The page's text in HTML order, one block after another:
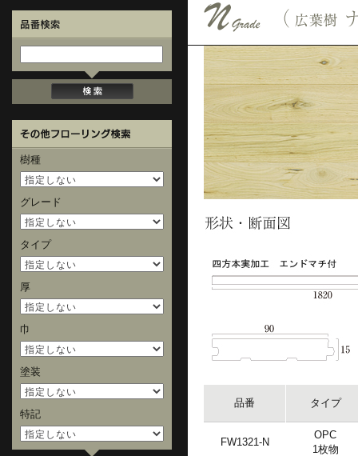
品番 タイプ
FW1321-N
OPC
1枚物
樹種
グレード
タイプ
厚
巾
塗装
特記